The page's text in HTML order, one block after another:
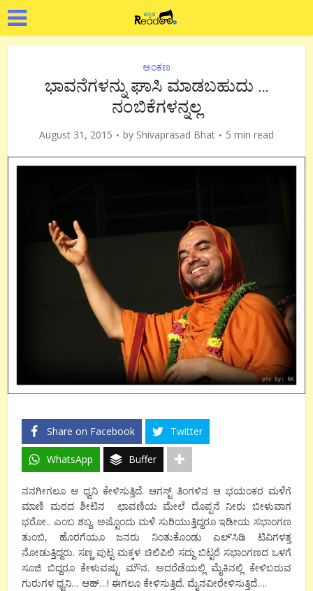
ಅಂಕಣ
ಭಾವನೆಗಳನ್ನು ಘಾಸಿ ಮಾಡಬಹುದು …
ನಂಬಿಕೆಗಳನ್ನಲ್ಲ
August 31, 2015 by Shivaprasad Bhat 5 min read
Share on Facebook Twitter
WhatsApp Buffer
ನನಗೀಗಲೂ ಆ ಧ್ವನಿ ಕೇಳಿಸುತ್ತಿದೆ. ಆಗಸ್ಟ್ ತಿಂಗಳಿನ ಆ ಭಯಂಕರ ಮಳೆಗೆ
ಮಾಣಿ ಮಠದ ಶೀಟಿನ ಛಾವಣಿಯ ಮೇಲೆ ದೊಪ್ಪನೆ ನೀರು ಬೀಳುವಾಗ
ಭರೋ.. ಎಂಬ ಶಬ್ದ. ಅಷ್ಟೊಂದು ಮಳೆ ಸುರಿಯುತ್ತಿದ್ದರೂ ಇಡೀಯ ಸಭಾಂಗಣ
ತುಂಬಿ, ಹೊರಗೆಯೂ ಜನರು ನಿಂತುಕೊಂಡು ಎಲ್’ಸಿಡಿ ಟಿವಿಗಳತ್ತ
ನೋಡುತ್ತಿದ್ದರು. ಸಣ್ಣ ಪುಟ್ಟ ಮಕ್ಕಳ ಚಿಲಿಪಿಲಿ ಸದ್ದು ಬಿಟ್ಟರೆ ಸಭಾಂಗಣದ ಒಳಗೆ
ಸೂಜಿ ಬಿದ್ದರೂ ಕೇಳುವಷ್ಟು ಮೌನ. ಅದರೆಡೆಯಲ್ಲಿ ಮೈಕಿನಲ್ಲಿ ಕೇಳಿಬರುವ
ಗುರುಗಳ ಧ್ವನಿ… ಆಹ್…! ಈಗಲೂ ಕೇಳಿಸುತ್ತಿದೆ. ಮೈನವೀರೇಳಿಸುತ್ತಿದೆ….